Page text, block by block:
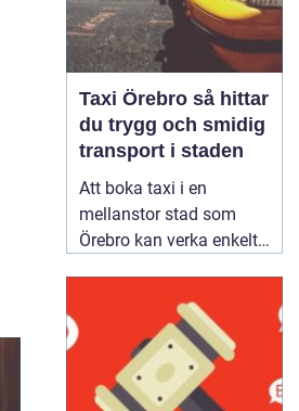
Taxi Örebro så hittar
du trygg och smidig
transport i staden
Att boka taxi i en
mellanstor stad som
Örebro kan verka enkelt.
och slippa fundera över
priset i efterhand. Därför
blir valet av bolag
viktigare än man först